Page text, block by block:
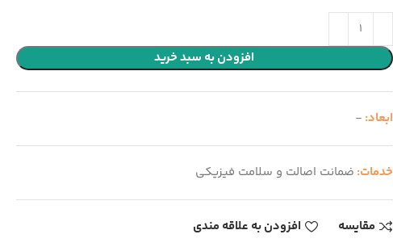
افزودن به سبد خرید
ابعاد: -
خدمات: ضمانت اصالت و سلامت فیزیکی
مقایسه افزودن به علاقه مندی